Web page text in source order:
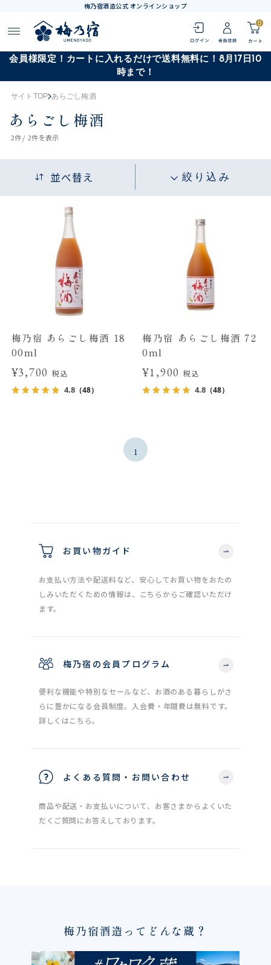
梅乃宿酒造公式 オンラインショップ
0
会員様限定！カートに入れるだけで送料無料に！8月17日10
時まで！
サイトTOP あらごし梅酒
あらごし梅酒
2件 / 2件を表示
並べ替え 絞り込み
梅乃宿 あらごし梅酒 18
00ml
¥3,700税込
4.8（48）
梅乃宿 あらごし梅酒 72
0ml
¥1,900 税込
4.8 （48）
1
お買い物ガイド
お支払い方法や配送料など、安心してお買い物をおたの
しみいただくための情報は、こちらからご確認いただけ
ます。
梅乃宿の会員プログラム
便利な機能や特別なセールなど、お酒のある暮らしがさ
らに豊かになる会員制度。入会費・年間費は無料です。
詳しくはこちら。
よくある質問・お問い合わせ
商品や配送・お支払いについて、お客さまからよくいた
だくご質問にお答えしております。
梅乃宿酒造ってどんな蔵？